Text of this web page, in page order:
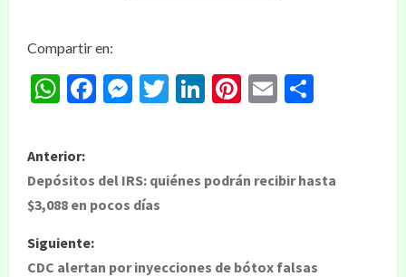
Compartir en:
WhatsApp
Facebook
Messenger
Twitter
LinkedIn
Pinterest
Email
Anterior:
Depósitos del IRS: quiénes podrán recibir hasta
$3,088 en pocos días
Siguiente:
CDC alertan por inyecciones de bótox falsas